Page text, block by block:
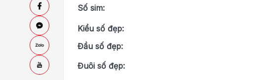
Số sim:
Kiểu số đẹp:
Đầu số đẹp:
Đuôi số đẹp: